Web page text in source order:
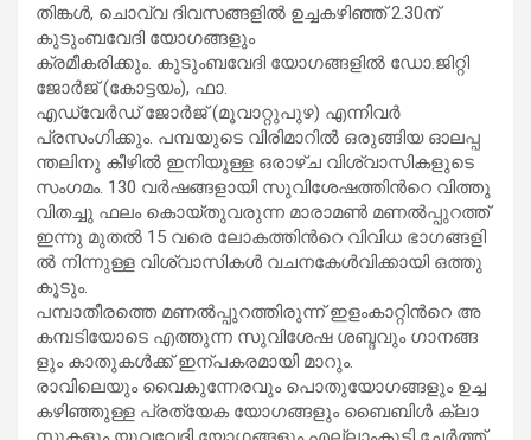
തിങ്കൾ, ചൊവ്വ ദിവസങ്ങളിൽ ഉച്ചകഴിഞ്ഞ് 2.30ന്
കുടുംബവേദി യോഗങ്ങളും
ക്രമീകരിക്കും. കുടുംബവേദി യോഗങ്ങളിൽ ഡോ.ജിറ്റി
ജോർജ് (കോട്ടയം), ഫാ.
എഡ്വേർഡ് ജോർജ് (മൂവാറ്റുപുഴ) എന്നിവർ
പ്രസംഗിക്കും. പമ്പയു​ടെ വി​രി​മാ​റി​ൽ ഒ​രു​ങ്ങി​യ ഓ​ല​പ്പ​
ന്ത​ലി​നു കീ​ഴി​ൽ ഇ​നി​യു​ള്ള ഒ​രാ​ഴ്ച വി​ശ്വാ​സി​ക​ളു​ടെ
സം​ഗ​മം. 130 വ​ർ​ഷ​ങ്ങ​ളാ​യി സു​വി​ശേ​ഷ​ത്തി​ന്‍റെ വി​ത്തു​
വി​ത​ച്ചു ഫ​ലം കൊ​യ്തു​വ​രു​ന്ന മാ​രാ​മ​ൺ മ​ണ​ൽ​പ്പു​റ​ത്ത്
ഇ​ന്നു മു​ത​ൽ 15 വ​രെ ലോ​ക​ത്തി​ന്‍റെ വി​വി​ധ ഭാ​ഗ​ങ്ങ​ളി​
ൽ നി​ന്നു​ള്ള വി​ശ്വാ​സി​ക​ൾ വ​ച​ന​കേ​ൾ​വി​ക്കാ​യി ഒ​ത്തു​
കൂ​ടും.
പമ്പാ​തീ​ര​ത്തെ മ​ണ​ൽ​പ്പു​റ​ത്തി​രു​ന്ന് ഇ​ളം​കാ​റ്റി​ന്‍റെ അ​
ക​മ്പടി​യോ​ടെ എ​ത്തു​ന്ന സു​വി​ശേ​ഷ ശ​ബ്ദ​വും ഗാ​ന​ങ്ങ​
ളും കാ​തു​ക​ൾ​ക്ക് ഇ​ന്പ​ക​ര​മാ​യി മാ​റും.
രാ​വി​ലെ​യും വൈ​കു​ന്നേ​ര​വും പൊ​തു​യോ​ഗ​ങ്ങ​ളും ഉ​ച്ച​
ക​ഴി​ഞ്ഞു​ള്ള പ്ര​ത്യേ​ക യോ​ഗ​ങ്ങ​ളും ബൈ​ബി​ൾ ക്ലാ​